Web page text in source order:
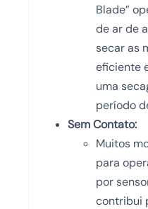
Blade”
de ar de
secar as
eficiente
uma
período
Sem Contato:
Muitos
para
por
contribui